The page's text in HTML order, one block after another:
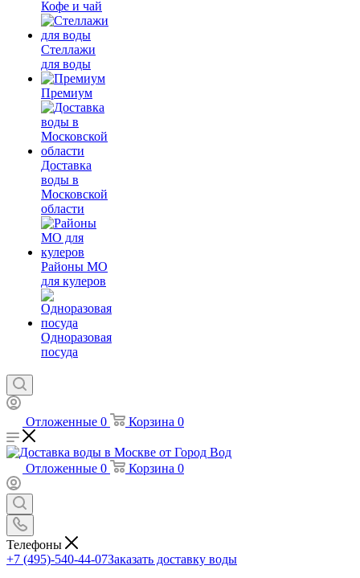
Кофе и чай
Стеллажи
для воды
Премиум
Доставка
воды в
Московской
области
Районы МО
для кулеров
Одноразовая
посуда
Отложенные 0 Корзина 0
Отложенные 0 Корзина 0
Телефоны
+7 (495)-540-44-07Заказать доставку воды